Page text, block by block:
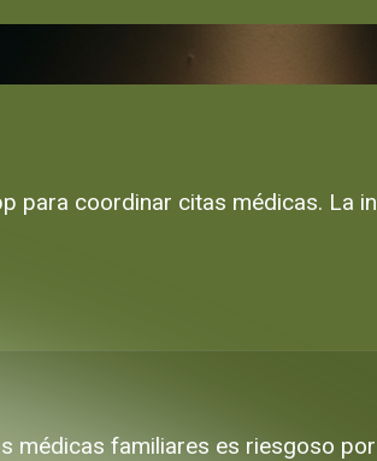
para coordinar citas médicas. La
médicas familiares es riesgoso